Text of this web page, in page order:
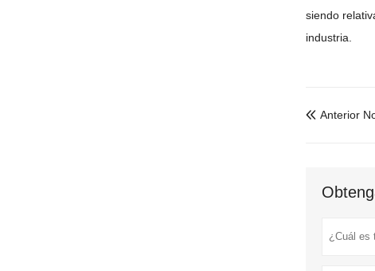
siendo
industria.
 Anterior